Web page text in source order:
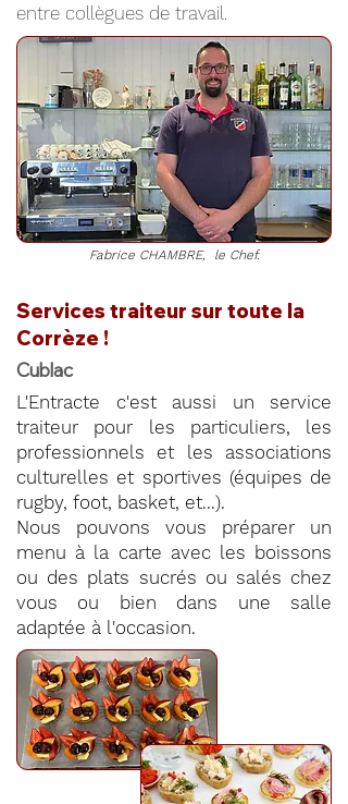
entre collègues de travail.
Fabrice CHAMBRE, le Chef.
Services traiteur sur toute la
Corrèze !
Cublac
L'Entracte c'est aussi un service
traiteur pour les particuliers, les
professionnels et les associations
culturelles et sportives (équipes de
rugby, foot, basket, et...).
Nous pouvons vous préparer un
menu à la carte avec les boissons
ou des plats sucrés ou salés chez
vous ou bien dans une salle
adaptée à l'occasion.